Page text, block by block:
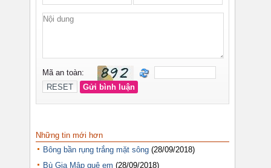
Những tin mới hơn
Bông bần rụng trắng mặt sông (28/09/2018)
Bù Gia Mập quê em (28/09/2018)